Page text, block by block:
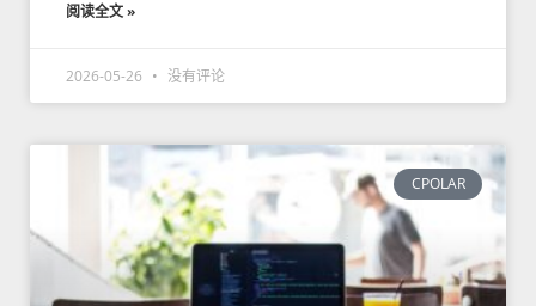
阅读全文 »
2026-05-26 没有评论
CPOLAR